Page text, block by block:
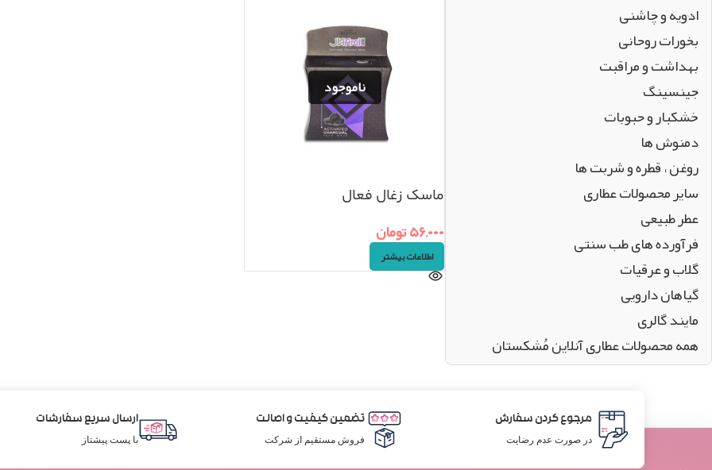
ادویه و چاشنی
بخورات روحانی
بهداشت و مراقبت
جینسینگ
خشکبار و حبوبات
دمنوش ها
روغن ، قطره و شربت ها
سایر محصولات عطاری
عطر طبیعی
فرآورده های طب سنتی
گلاب و عرقیات
گیاهان دارویی
مایند گالری
همه محصولات عطاری آنلاین مُشکستان
ماسک زغال فعال
۵۶,۰۰۰تومان
اطلاعات بیشتر
مرجوع کردن سفارش
در صورت عدم رضایت
تضمین کیفیت و اصالت
فروش مستقیم از شرکت
ارسال سریع سفارشات
با پست پیشتاز